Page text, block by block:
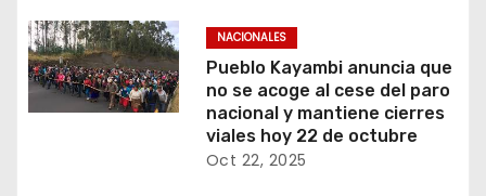
NACIONALES
Pueblo Kayambi anuncia que
no se acoge al cese del paro
nacional y mantiene cierres
viales hoy 22 de octubre
Oct 22, 2025